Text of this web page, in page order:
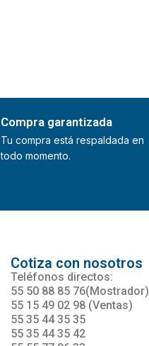
Compra garantizada
Tu compra está respaldada en
todo momento.
Cotiza con nosotros
Teléfonos directos:
55 50 88 85 76(Mostrador)
55 15 49 02 98 (Ventas)
55 35 44 35 35
55 35 44 35 42